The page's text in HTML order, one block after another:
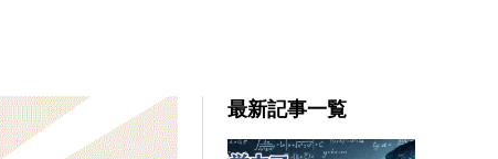
最新記事一覧